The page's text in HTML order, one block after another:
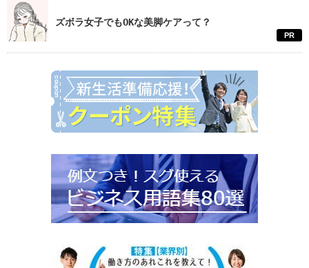
ズボラ女子でもOKな美脚ケアって？
PR